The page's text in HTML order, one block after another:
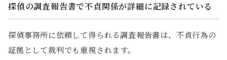
探偵の調査報告書で不貞関係が詳細に記録されている
探偵事務所に依頼して得られる調査報告書は、不貞行為の
証拠として裁判でも重視されます。